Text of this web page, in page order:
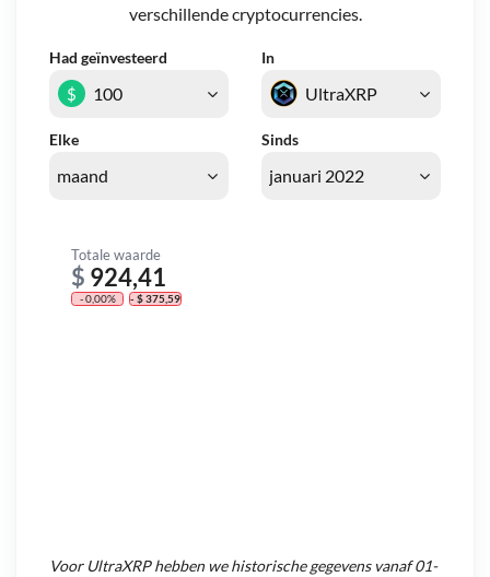
verschillende cryptocurrencies.
Had geïnvesteerd In
Elke Sinds
$
Totale waarde
$ 924,41
- 0,00% - $ 375,59
Voor UltraXRPhebben we historische gegevens vanaf01-